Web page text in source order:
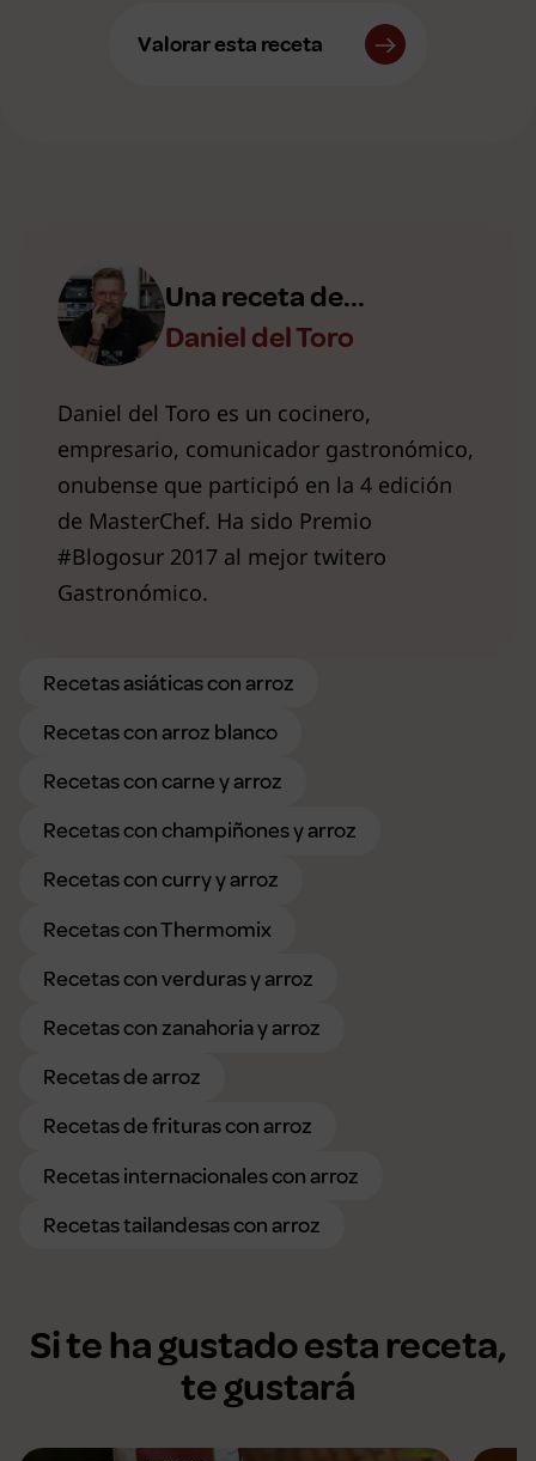
Valorar esta receta
Una receta de...
Daniel del Toro
Daniel del Toro es un cocinero,
empresario, comunicador gastronómico,
onubense que participó en la 4 edición
de MasterChef. Ha sido Premio
#Blogosur 2017 al mejor twitero
Gastronómico.
Recetas asiáticas con arroz
Recetas con arroz blanco
Recetas con carne y arroz
Recetas con champiñones y arroz
Recetas con curry y arroz
Recetas con Thermomix
Recetas con verduras y arroz
Recetas con zanahoria y arroz
Recetas de arroz
Recetas de frituras con arroz
Recetas internacionales con arroz
Recetas tailandesas con arroz
Si te ha gustado esta receta,
te gustará